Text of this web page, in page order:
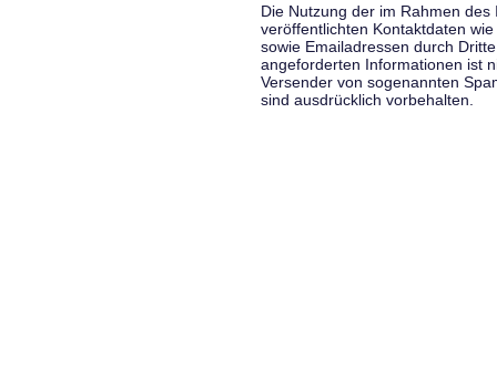
Die Nutzung der im Rahmen
veröffentlichten Kontaktdaten
sowie Emailadressen durch
angeforderten Informationen ist
Versender von sogenannten
sind ausdrücklich vorbehalten.